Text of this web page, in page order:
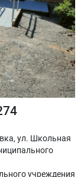
ул. Школьная
учреждения